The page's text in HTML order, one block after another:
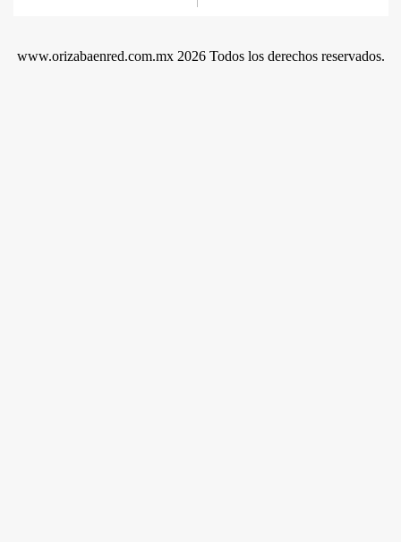
www.orizabaenred.com.mx 2026 Todos los derechos reservados.